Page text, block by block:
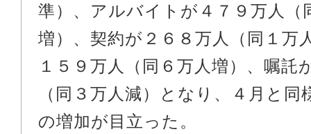
準）、アルバイトが４７９万人（
増）、契約が２６８万人（同１万
１５９万人（同６万人増）、嘱託
（同３万人減）となり、４月と
の増加が目立った。